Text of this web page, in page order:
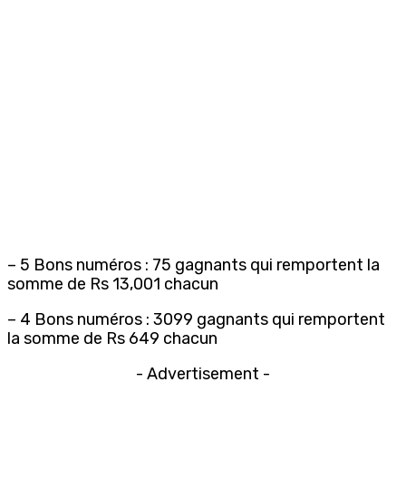
– 5 Bons numéros : 75 gagnants qui remportent la
somme de Rs 13,001 chacun
– 4 Bons numéros : 3099 gagnants qui remportent
la somme de Rs 649 chacun
- Advertisement -